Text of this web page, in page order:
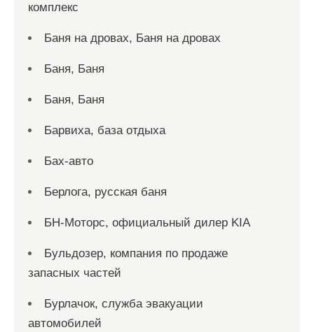
комплекс
Баня на дровах, Баня на дровах
Баня, Баня
Баня, Баня
Барвиха, база отдыха
Бах-авто
Берлога, русская баня
БН-Моторс, официальный дилер KIA
Бульдозер, компания по продаже
запасных частей
Бурлачок, служба эвакуации
автомобилей